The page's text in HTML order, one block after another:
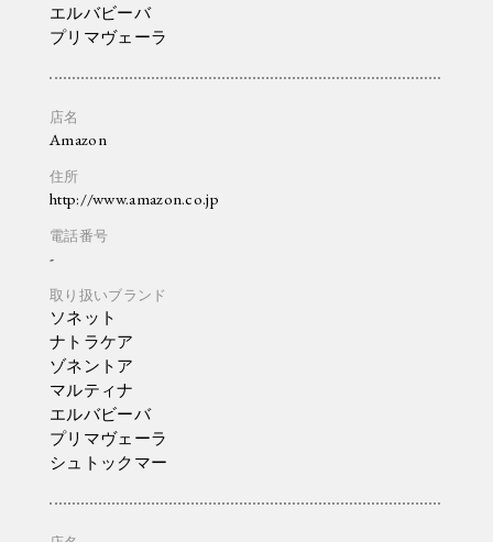
エルバビーバ
プリマヴェーラ
Amazon
http://www.amazon.co.jp
-
ソネット
ナトラケア
ゾネントア
マルティナ
エルバビーバ
プリマヴェーラ
シュトックマー